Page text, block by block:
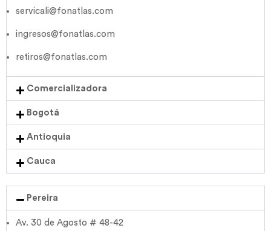
servicali@fonatlas.com
ingresos@fonatlas.com
retiros@fonatlas.com
Comercializadora
Bogotá
Antioquia
Cauca
Pereira
Av. 30 de Agosto # 48-42